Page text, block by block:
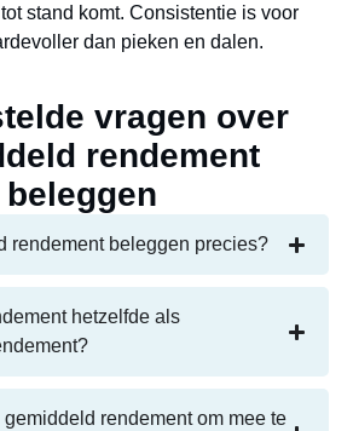
stand komt. Consistentie is voor
dan pieken en dalen.
vragen over
rendement
beleggen
rendement beleggen precies?
hetzelfde als
rendement om mee te